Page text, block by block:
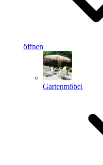
öffnen
Gartenmöbel